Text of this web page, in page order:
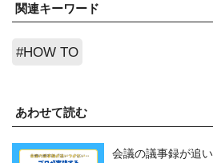
関連キーワード
#HOW TO
あわせて読む
会議の議事録が追